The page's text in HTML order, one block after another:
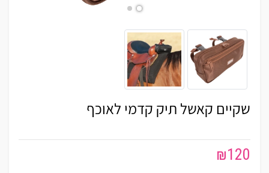
שקיים קאשל תיק קדמי לאוכף
₪120